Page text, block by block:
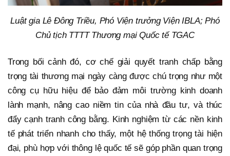
Luật gia Lê Đông Triều, Phó Viện trưởng Viện IBLA; Phó
Chủ tịch TTTTThương mại Quốc tế TGAC
Trong bối cảnh đó, cơ chế giải quyết tranh chấp bằng
trọng tài thương mại ngày càng được chú trọng như một
công cụ hữu hiệu để bảo đảm môi trường kinh doanh
lành mạnh, nâng cao niềm tin của nhà đầu tư, và thúc
đẩy cạnh tranh công bằng. Kinh nghiệm từ các nền kinh
tế phát triển nhanh cho thấy, một hệ thống trọng tài hiện
đại, phù hợp với thông lệ quốc tế sẽ góp phần quan trọng